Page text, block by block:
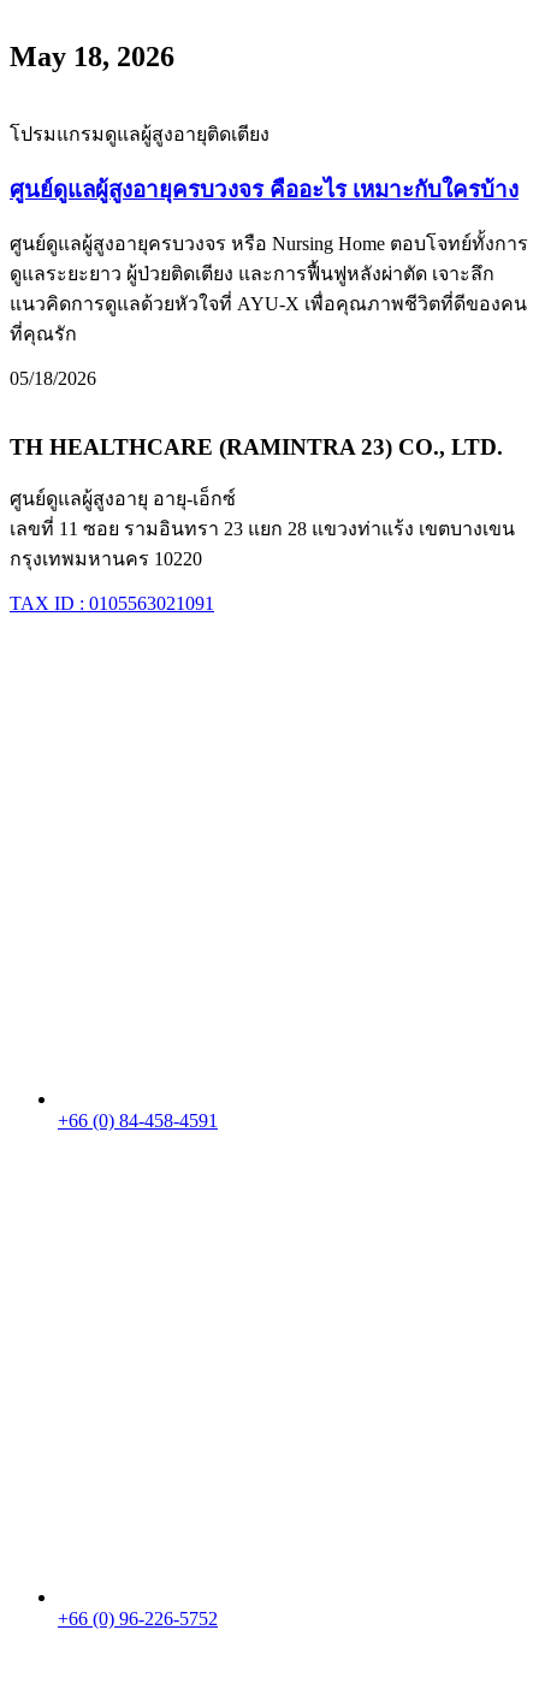
May 18, 2026
โปรมแกรมดูแลผู้สูงอายุติดเตียง
ศูนย์ดูแลผู้สูงอายุครบวงจร คืออะไร เหมาะกับใครบ้าง
ศูนย์ดูแลผู้สูงอายุครบวงจร หรือ Nursing Home ตอบโจทย์ทั้งการ
ดูแลระยะยาว ผู้ป่วยติดเตียง และการฟื้นฟูหลังผ่าตัด เจาะลึก
แนวคิดการดูแลด้วยหัวใจที่ AYU-X เพื่อคุณภาพชีวิตที่ดีของคน
ที่คุณรัก
05/18/2026
TH HEALTHCARE (RAMINTRA 23) CO., LTD.
ศูนย์ดูแลผู้สูงอายุ อายุ-เอ็กซ์
เลขที่ 11 ซอย รามอินทรา 23 แยก 28 แขวงท่าแร้ง เขตบางเขน
กรุงเทพมหานคร 10220
TAX ID : 0105563021091
+66 (0) 84-458-4591
+66 (0) 96-226-5752